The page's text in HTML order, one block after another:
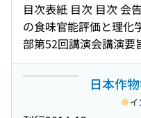
目次表紙 目次 目次 会
の食味官能評価と理化
部第52回講演会講演要
における雑穀遺伝資源
作物学会四国支部第52
間地域における土地
作物学会四国支部第52
日本作
イ